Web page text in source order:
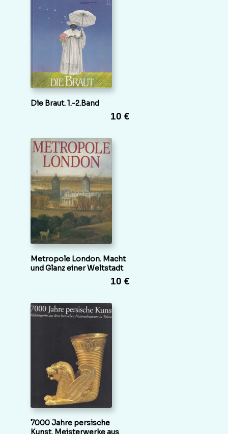
Die Braut. 1.-2.Band
10 €
Metropole London. Macht
und Glanz einer Weltstadt
10 €
7000 Jahre persische
Kunst. Meisterwerke aus